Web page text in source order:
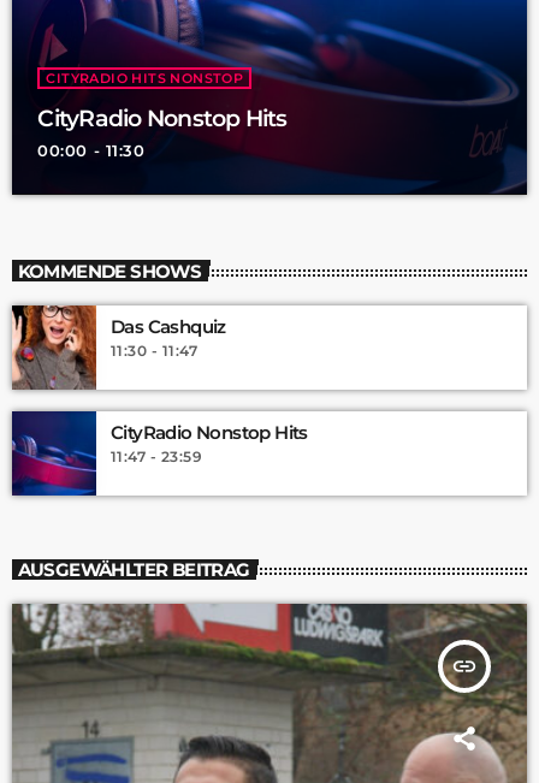
CITYRADIO HITS NONSTOP
CityRadio Nonstop Hits
00:00 - 11:30
KOMMENDE SHOWS
Das Cashquiz
11:30 - 11:47
CityRadio Nonstop Hits
11:47 - 23:59
AUSGEWÄHLTER BEITRAG
insert_link